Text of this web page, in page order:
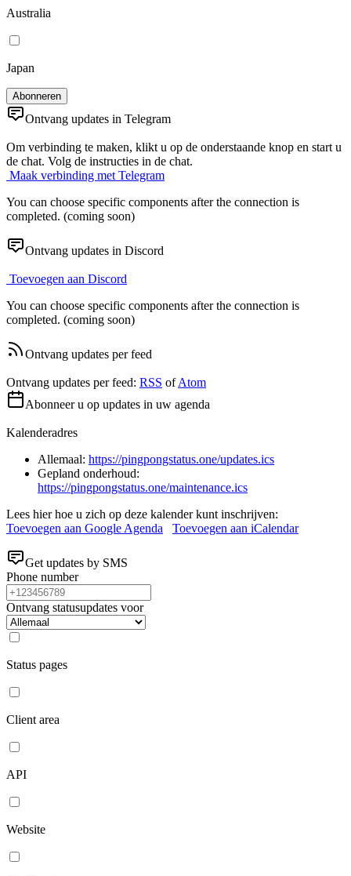
Australia
Japan
Ontvang updates in Telegram
Om verbinding te maken, klikt u op de onderstaande knop en start u
de chat. Volg de instructies in de chat.
Maak verbinding met Telegram
You can choose specific components after the connection is
completed. (coming soon)
Ontvang updates in Discord
Toevoegen aan Discord
You can choose specific components after the connection is
completed. (coming soon)
Ontvang updates per feed
Ontvang updates per feed: RSS ofAtom
Abonneer u op updates in uw agenda
Kalenderadres
Allemaal: https://pingpongstatus.one/updates.ics
Gepland onderhoud:
https://pingpongstatus.one/maintenance.ics
Lees hier hoe u zich op deze kalender kunt inschrijven:
Toevoegen aan Google Agenda
Toevoegen aan iCalendar
Get updates by SMS
Phone number
Ontvang statusupdates voor
Status pages
Client area
API
Website